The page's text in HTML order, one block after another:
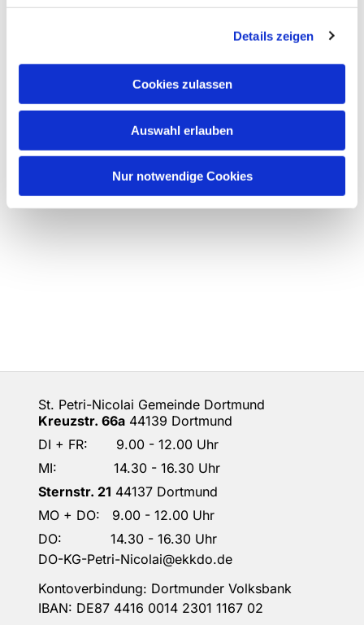
Details zeigen
Cookies zulassen
Auswahl erlauben
Nur notwendige Cookies
St. Petri-Nicolai Gemeinde Dortmund
Kreuzstr. 66a 44139 Dortmund
DI + FR: 9.00 - 12.00 Uhr
MI: 14.30 - 16.30 Uhr
Sternstr. 21 44137 Dortmund
MO + DO: 9.00 - 12.00 Uhr
DO: 14.30 - 16.30 Uhr
DO-KG-Petri-Nicolai@ekkdo.de
Kontoverbindung: Dortmunder Volksbank
IBAN: DE87 4416 0014 2301 1167 02